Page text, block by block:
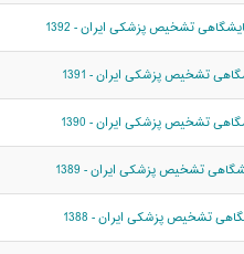
تشخیص پزشکی ایران - 1392
تشخیص پزشکی ایران - 1391
تشخیص پزشکی ایران - 1390
تشخیص پزشکی ایران - 1389
تشخیص پزشکی ایران - 1388